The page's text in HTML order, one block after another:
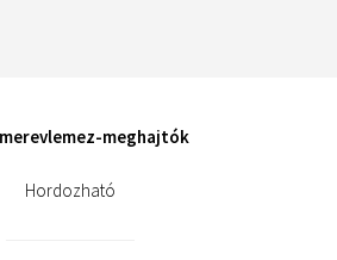
meghajtók
Hordozható